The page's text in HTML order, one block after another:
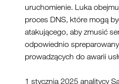
uruchomienie. Luka
proces DNS, które mogą
atakującego, aby zmusić
odpowiednio
prowadzących do awarii
1 stycznia 2025 analitycy